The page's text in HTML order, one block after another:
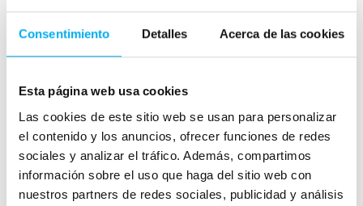
Consentimiento Detalles Acerca de las cookies
Esta página web usa cookies
Las cookies de este sitio web se usan para personalizar
el contenido y los anuncios, ofrecer funciones de redes
sociales y analizar el tráfico. Además, compartimos
información sobre el uso que haga del sitio web con
nuestros partners de redes sociales, publicidad y análisis
- L/100
CONSUMO
URBANO
- L/100
CONSUMO
EXTRAURBANO